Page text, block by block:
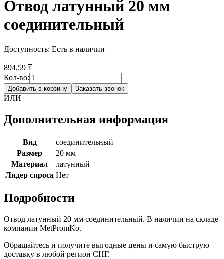
Отвод латунный 20 мм
соединительный
Доступность: Есть в наличии
894,59 ₸
Кол-во:
Добавить в корзину Заказать звонок
ИЛИ
Дополнительная информация
Вид
соединительный
Размер
20 мм
Материал
латунный
Лидер спроса Нет
Подробности
Отвод латунный 20 мм соединительный. В наличии на складе
компании MetPromKo.
Обращайтесь и получите выгодные цены и самую быструю
доставку в любой регион СНГ.